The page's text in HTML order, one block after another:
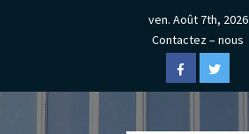
ven. Août 7th, 2026
Contactez – nous
FacebookTwitter